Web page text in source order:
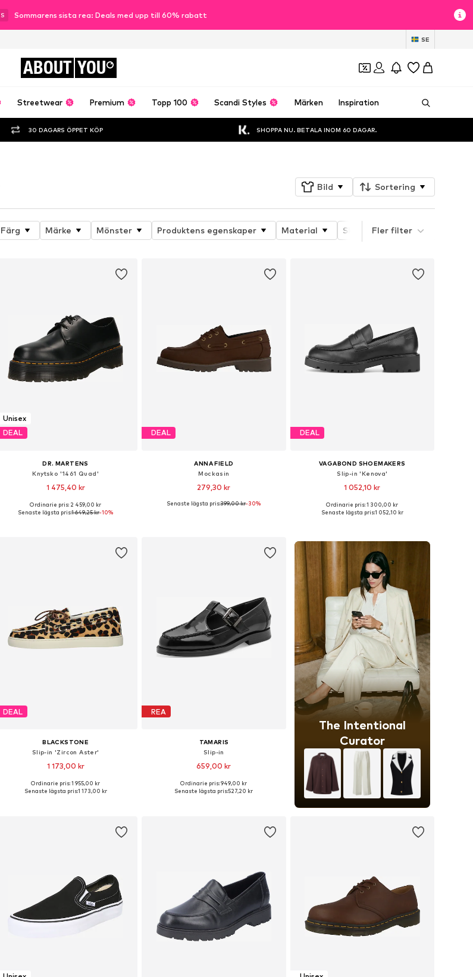
S Sommarens sista rea: Deals med upp till 60% rabatt
SE
ABOUT YOU
Streetwear Premium Topp 100 Scandi Styles Märken Inspiration
30 DAGARS ÖPPET KÖP SHOPPA NU. BETALA INOM 60 DAGAR.
Bild Sortering
Färg Märke Mönster Produktens egenskaper Material Skons passform
Fler filter
Unisex
DEAL
DR. MARTENS
Knytsko '1461 Quad'
1 475,40 kr
Tillgänglig i många storlekar
Ordinarie pris: 2 459,00 kr
Senaste lägsta pris:1 649,25 kr-10%
DEAL
ANNA FIELD
Mockasin
279,30 kr
Tillgänglig i många storlekar
Senaste lägsta pris:399,00 kr-30%
DEAL
VAGABOND SHOEMAKERS
Slip-in 'Kenova'
1 052,10 kr
Tillgänglig i många storlekar
Ordinarie pris: 1 300,00 kr
Senaste lägsta pris:1 052,10 kr
DEAL
BLACKSTONE
Slip-in 'Zircon Aster'
1 173,00 kr
Tillgänglig i många storlekar
Ordinarie pris: 1 955,00 kr
Senaste lägsta pris:1 173,00 kr
REA
TAMARIS
Slip-in
659,00 kr
Tillgängliga storlekar: 36, 37, 38, 39, 40, 41
Ordinarie pris: 949,00 kr
Senaste lägsta pris:527,20 kr
The Intentional
Curator